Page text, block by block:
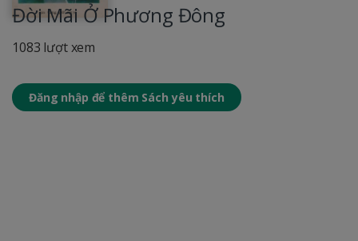
Đời Mãi Ở Phương Đông
1083 lượt xem
Đăng nhập để thêm Sách yêu thích